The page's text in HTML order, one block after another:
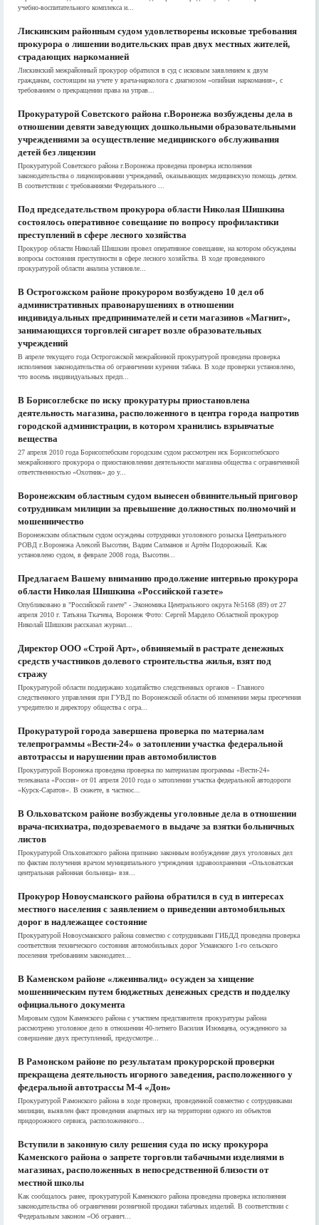
учебно-воспитательного комплекса и...
Лискинским районным судом удовлетворены исковые требования
прокурора о лишении водительских прав двух местных жителей,
страдающих наркоманией
Лискинский межрайонный прокурор обратился в суд с исковым заявлением к двум
гражданам, состоящим на учете у врача-нарколога с диагнозом «опийная наркомания», с
требованием о прекращении права на управ...
Прокуратурой Советского района г.Воронежа возбуждены дела в
отношении девяти заведующих дошкольными образовательными
учреждениями за осуществление медицинского обслуживания
детей без лицензии
Прокуратурой Советского района г.Воронежа проведена проверка исполнения
законодательства о лицензировании учреждений, оказывающих медицинскую помощь детям.
В соответствии с требованиями Федерального ...
Под председательством прокурора области Николая Шишкина
состоялось оперативное совещание по вопросу профилактики
преступлений в сфере лесного хозяйства
Прокурор области Николай Шишкин провел оперативное совещание, на котором обсуждены
вопросы состояния преступности в сфере лесного хозяйства. В ходе проведенного
прокуратурой области анализа установле...
В Острогожском районе прокурором возбуждено 10 дел об
административных правонарушениях в отношении
индивидуальных предпринимателей и сети магазинов «Магнит»,
занимающихся торговлей сигарет возле образовательных
учреждений
В апреле текущего года Острогожской межрайонной прокуратурой проведена проверка
исполнения законодательства об ограничении курения табака. В ходе проверки установлено,
что восемь индивидуальных предп...
В Борисоглебске по иску прокуратуры приостановлена
деятельность магазина, расположенного в центра города напротив
городской администрации, в котором хранились взрывчатые
вещества
27 апреля 2010 года Борисоглебским городским судом рассмотрен иск Борисоглебского
межрайонного прокурора о приостановлении деятельности магазина общества с ограниченной
ответственностью «Охотник» до у...
Воронежским областным судом вынесен обвинительный приговор
сотрудникам милиции за превышение должностных полномочий и
мошенничество
Воронежским областным судом осуждены сотрудники уголовного розыска Центрального
РОВД г.Воронежа Алексей Высотин, Вадим Салманов и Артём Подорожный. Как
установлено судом, в феврале 2008 года, Высотин...
Предлагаем Вашему вниманию продолжение интервью прокурора
области Николая Шишкина «Российской газете»
Опубликовано в "Российской газете" - Экономика Центрального округа №5168 (89) от 27
апреля 2010 г. Татьяна Ткачева, Воронеж Фото: Сергей Мардело Областной прокурор
Николай Шишкин рассказал журнал...
Директор ООО «Строй Арт», обвиняемый в растрате денежных
средств участников долевого строительства жилья, взят под
стражу
Прокуратурой области поддержано ходатайство следственных органов – Главного
следственного управления при ГУВД по Воронежской области об изменении меры пресечения
учредителю и директору общества с огра...
Прокуратурой города завершена проверка по материалам
телепрограммы «Вести-24» о затоплении участка федеральной
автотрассы и нарушении прав автомобилистов
Прокуратурой Воронежа проведена проверка по материалам программы «Вести-24»
телеканала «Россия» от 01 апреля 2010 года о затоплении участка федеральной автодороги
«Курск-Саратов». В сюжете, в частнос...
В Ольховатском районе возбуждены уголовные дела в отношении
врача-психиатра, подозреваемого в выдаче за взятки больничных
листов
Прокуратурой Ольховатского района признано законным возбуждение двух уголовных дел
по фактам получения врачом муниципального учреждения здравоохранения «Ольховатская
центральная районная больница» взя...
Прокурор Новоусманского района обратился в суд в интересах
местного населения с заявлением о приведении автомобильных
дорог в надлежащее состояние
Прокуратурой Новоусманского района совместно с сотрудниками ГИБДД проведена проверка
соответствия технического состояния автомобильных дорог Усманского 1-го сельского
поселения требованиям законодател...
В Каменском районе «лжеинвалид» осужден за хищение
мошенническим путем бюджетных денежных средств и подделку
официального документа
Мировым судом Каменского района с участием представителя прокуратуры района
рассмотрено уголовное дело в отношении 40-летнего Василия Изюмцева, осужденного за
совершение двух преступлений, предусмотре...
В Рамонском районе по результатам прокурорской проверки
прекращена деятельность игорного заведения, расположенного у
федеральной автотрассы М-4 «Дон»
Прокуратурой Рамонского района в ходе проверки, проведенной совместно с сотрудниками
милиции, выявлен факт проведения азартных игр на территории одного из объектов
придорожного сервиса, расположенного...
Вступили в законную силу решения суда по иску прокурора
Каменского района о запрете торговли табачными изделиями в
магазинах, расположенных в непосредственной близости от
местной школы
Как сообщалось ранее, прокуратурой Каменского района проведена проверка исполнения
законодательства об ограничении розничной продажи табачных изделий. В соответствии с
Федеральным законом «Об огранич...